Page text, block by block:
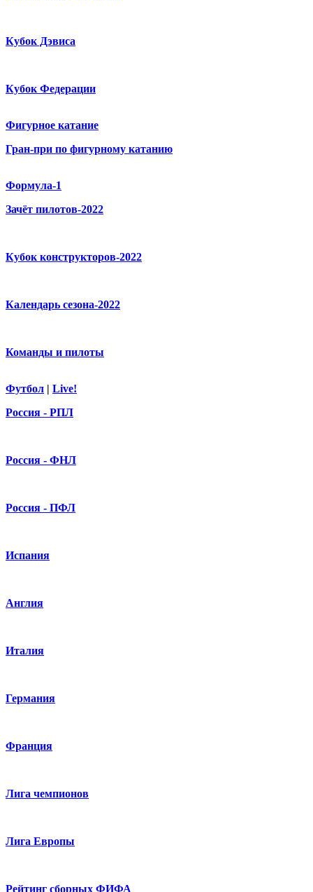
Кубок Дэвиса
Кубок Федерации
Фигурное катание
Гран-при по фигурному катанию
Формула-1
Зачёт пилотов-2022
Кубок конструкторов-2022
Календарь сезона-2022
Команды и пилоты
Футбол | Live!
Россия - РПЛ
Россия - ФНЛ
Россия - ПФЛ
Испания
Англия
Италия
Германия
Франция
Лига чемпионов
Лига Европы
Рейтинг сборных ФИФА